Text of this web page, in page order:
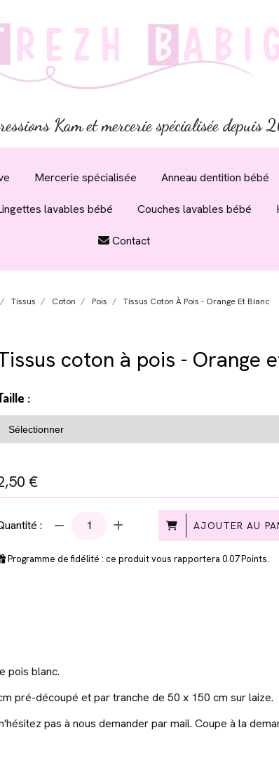
Kam et mercerie spécialisée
Mercerie spécialisée Anneau dentition bébé
lavables bébé Couches lavables bébé
Contact
Tissus Coton Pois Tissus Coton À Pois - Orange Et Blanc
coton à pois - Orange
:
€
: AJOUTER AU
Programme de fidélité : ce produit vous rapportera0.07Points.
pois blanc.
pré-découpé et par tranche de 50 x 150 cm sur laize.
pas à nous demander par mail. Coupe à la